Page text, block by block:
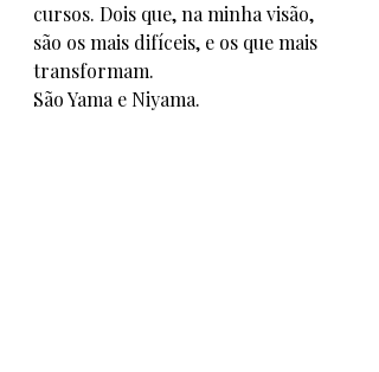
cursos. Dois que, na minha visão,
são os mais difíceis, e os que mais
transformam.
São Yama e Niyama.